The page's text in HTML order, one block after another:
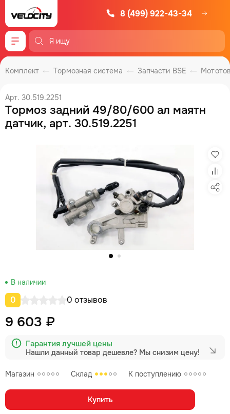
8 (499) 922-43-34
Меню
Запчасти BSE
Тормозная система
Комплект
Арт. 30.519.2251
Тормоз задний 49/80/600 ал маятн
датчик, арт. 30.519.2251
0 0 отзывов
Магазин Склад К поступлению
В наличии
9 603 ₽
Гарантия лучшей цены
Нашли данный товар дешевле? Мы снизим цену!
Купить